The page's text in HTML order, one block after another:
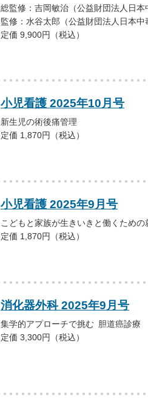
総監修：吉岡敏治（公益財団法人日
監修：水谷太郎（公益財団法人日本
定価 9,900円（税込）
小児看護 2025年10月号
新生児の術後痛管理
定価 1,870円（税込）
小児看護 2025年9月号
こどもと家族が生きいきと働くための
定価 1,870円（税込）
消化器外科 2025年9月号
集学的アプローチで挑む 胆道癌診療
定価 3,300円（税込）